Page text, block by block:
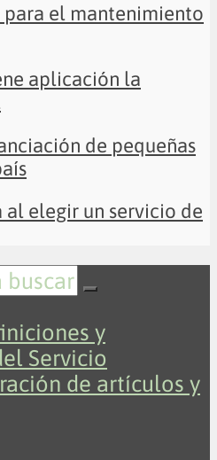
para el mantenimiento
aplicación la
de pequeñas
al elegir un servicio de
y
Servicio
de artículos y